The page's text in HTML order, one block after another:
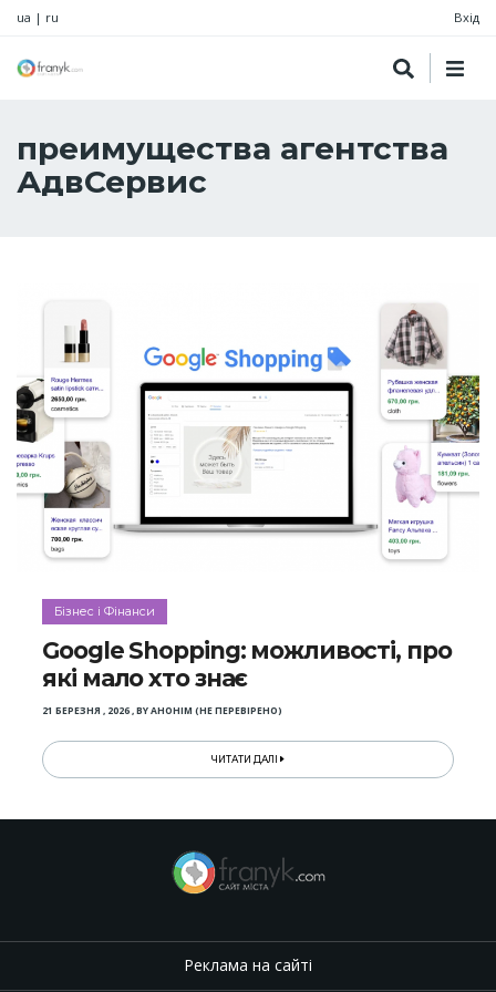
ua | ru Вхід
преимущества агентства
АдвСервис
Бізнес і Фінанси
Google Shopping: можливості, про
які мало хто знає
21 БЕРЕЗНЯ , 2026,BYАНОНІМ (НЕ ПЕРЕВІРЕНО)
ЧИТАТИ ДАЛІ
Реклама на сайті